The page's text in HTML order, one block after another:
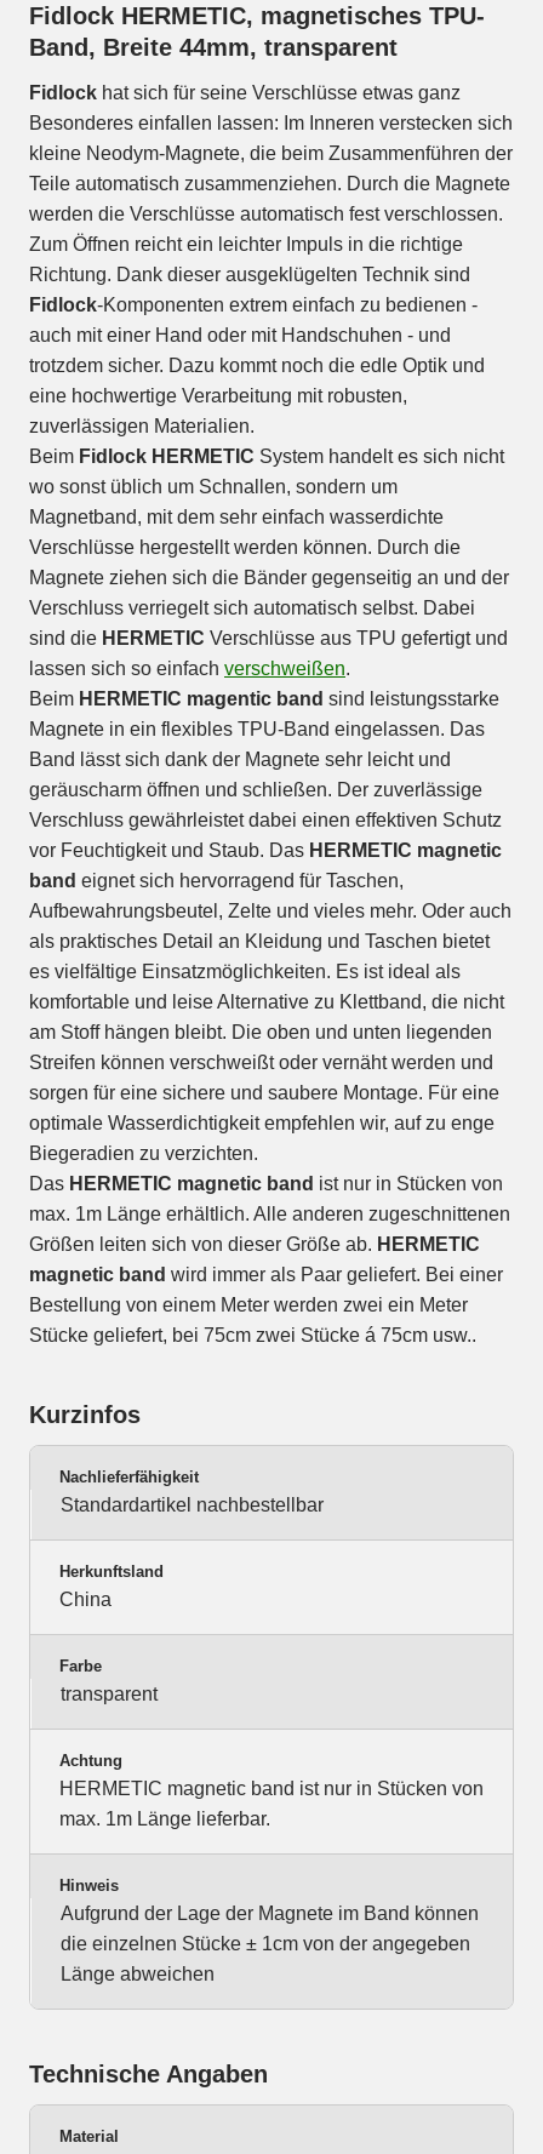
Fidlock HERMETIC, magnetisches TPU-
Band, Breite 44mm, transparent
Fidlock hat sich für seine Verschlüsse etwas ganz
Besonderes einfallen lassen: Im Inneren verstecken sich
kleine Neodym-Magnete, die beim Zusammenführen der
Teile automatisch zusammenziehen. Durch die Magnete
werden die Verschlüsse automatisch fest verschlossen.
Zum Öffnen reicht ein leichter Impuls in die richtige
Richtung. Dank dieser ausgeklügelten Technik sind
Fidlock-Komponenten extrem einfach zu bedienen -
auch mit einer Hand oder mit Handschuhen - und
trotzdem sicher. Dazu kommt noch die edle Optik und
eine hochwertige Verarbeitung mit robusten,
zuverlässigen Materialien.
Beim Fidlock HERMETIC System handelt es sich nicht
wo sonst üblich um Schnallen, sondern um
Magnetband, mit dem sehr einfach wasserdichte
Verschlüsse hergestellt werden können. Durch die
Magnete ziehen sich die Bänder gegenseitig an und der
Verschluss verriegelt sich automatisch selbst. Dabei
sind die HERMETIC Verschlüsse aus TPU gefertigt und
lassen sich so einfach verschweißen.
Beim HERMETIC magentic band sind leistungsstarke
Magnete in ein flexibles TPU-Band eingelassen. Das
Band lässt sich dank der Magnete sehr leicht und
geräuscharm öffnen und schließen. Der zuverlässige
Verschluss gewährleistet dabei einen effektiven Schutz
vor Feuchtigkeit und Staub. Das HERMETIC magnetic
band eignet sich hervorragend für Taschen,
Aufbewahrungsbeutel, Zelte und vieles mehr. Oder auch
als praktisches Detail an Kleidung und Taschen bietet
es vielfältige Einsatzmöglichkeiten. Es ist ideal als
komfortable und leise Alternative zu Klettband, die nicht
am Stoff hängen bleibt. Die oben und unten liegenden
Streifen können verschweißt oder vernäht werden und
sorgen für eine sichere und saubere Montage. Für eine
optimale Wasserdichtigkeit empfehlen wir, auf zu enge
Biegeradien zu verzichten.
Das HERMETIC magnetic band ist nur in Stücken von
max. 1m Länge erhältlich. Alle anderen zugeschnittenen
Größen leiten sich von dieser Größe ab. HERMETIC
magnetic band wird immer als Paar geliefert. Bei einer
Bestellung von einem Meter werden zwei ein Meter
Stücke geliefert, bei 75cm zwei Stücke á 75cm usw..
Kurzinfos
Nachlieferfähigkeit
Standardartikel nachbestellbar
Herkunftsland
China
Farbe
transparent
Achtung
HERMETIC magnetic band ist nur in Stücken von
max. 1m Länge lieferbar.
Hinweis
Aufgrund der Lage der Magnete im Band können
die einzelnen Stücke ± 1cm von der angegeben
Länge abweichen
Technische Angaben
Material